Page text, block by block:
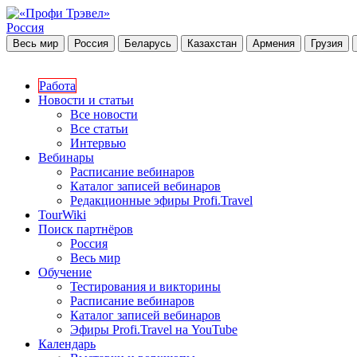
Россия
Весь мир Россия Беларусь Казахстан Армения Грузия
Работа
Новости и статьи
Все новости
Все статьи
Интервью
Вебинары
Расписание вебинаров
Каталог записей вебинаров
Редакционные эфиры Profi.Travel
TourWiki
Поиск партнёров
Россия
Весь мир
Обучение
Тестирования и викторины
Расписание вебинаров
Каталог записей вебинаров
Эфиры Profi.Travel на YouTube
Календарь